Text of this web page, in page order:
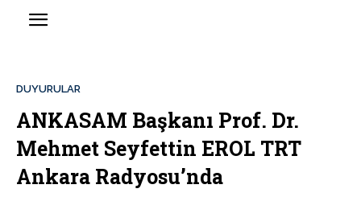
DUYURULAR
ANKASAM Başkanı Prof. Dr.
Mehmet Seyfettin EROL TRT
Ankara Radyosu’nda